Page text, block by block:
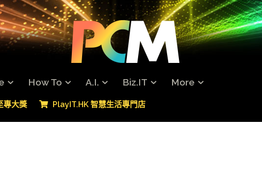
How To A.I. Biz.IT More
專大獎 PlayIT.HK 智慧生活專門店